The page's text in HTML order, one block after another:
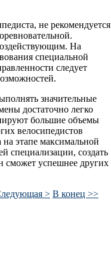
не рекомендуется
На
специальной
следует
значительные
достаточно легко
большие объемы
велосипедистов
этапе максимальной
специализации, создать
сможет успешнее других
> В конец >>